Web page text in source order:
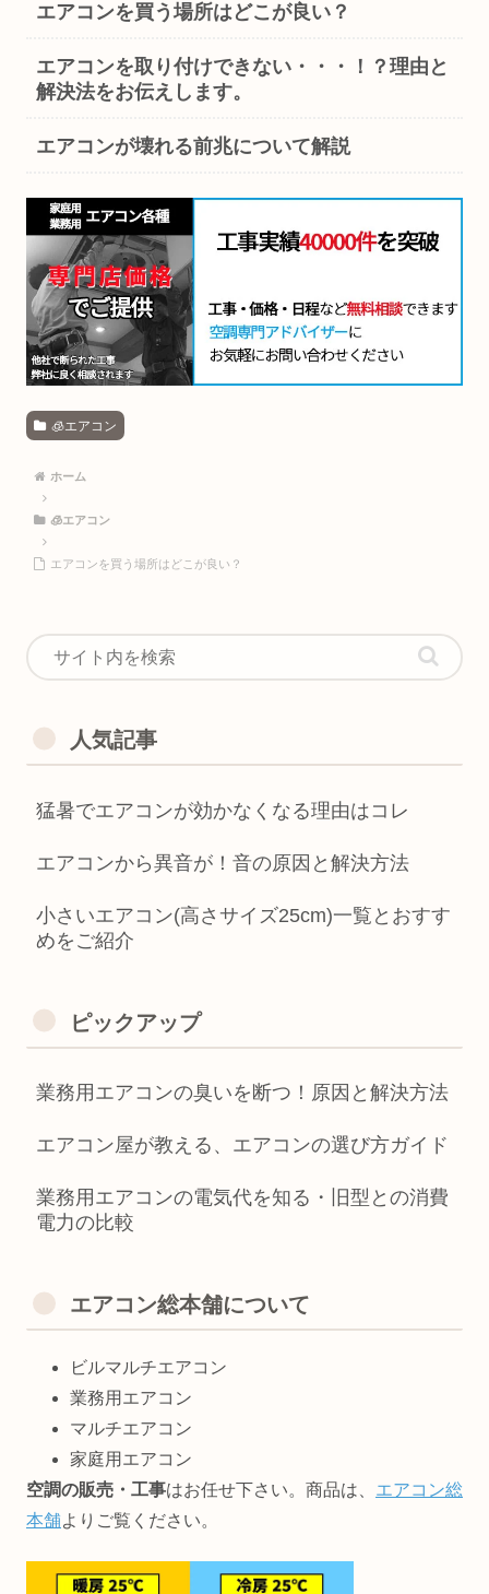
エアコンを買う場所はどこが良い？
エアコンを取り付けできない・・・！？理由と
解決法をお伝えします。
エアコンが壊れる前兆について解説
🧊エアコン
ホーム
🧊エアコン
エアコンを買う場所はどこが良い？
人気記事
猛暑でエアコンが効かなくなる理由はコレ
エアコンから異音が！音の原因と解決方法
小さいエアコン(高さサイズ25cm)一覧とおすす
めをご紹介
ピックアップ
業務用エアコンの臭いを断つ！原因と解決方法
エアコン屋が教える、エアコンの選び方ガイド
業務用エアコンの電気代を知る・旧型との消費
電力の比較
エアコン総本舗について
ビルマルチエアコン
業務用エアコン
マルチエアコン
家庭用エアコン
空調の販売・工事はお任せ下さい。商品は、 エアコン総
本舗よりご覧ください。